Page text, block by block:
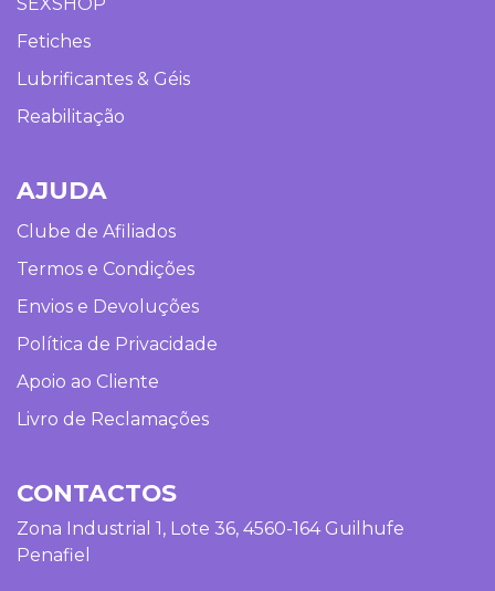
SEXSHOP
Fetiches
Lubrificantes & Géis
Reabilitação
AJUDA
Clube de Afiliados
Termos e Condições
Envios e Devoluções
Política de Privacidade
Apoio ao Cliente
Livro de Reclamações
CONTACTOS
Zona Industrial 1, Lote 36, 4560-164 Guilhufe
Penafiel